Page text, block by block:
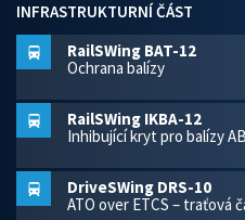
INFRASTRUKTURNÍ ČÁST
RailSWing BAT-12
Ochrana balízy
RailSWing IKBA-12
Inhibující kryt pro balízy
DriveSWing DRS-10
ATO over ETCS – traťová